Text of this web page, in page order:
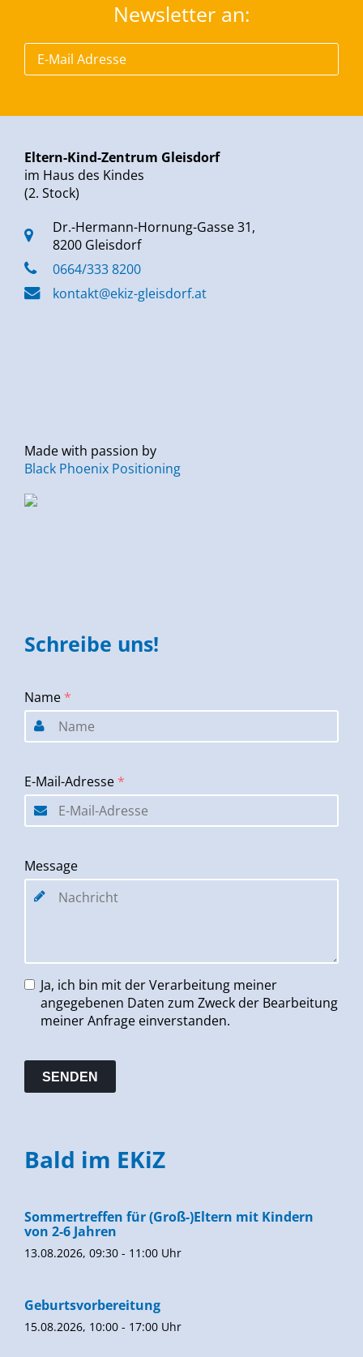
Newsletter an:
Eltern-Kind-Zentrum Gleisdorf
im Haus des Kindes
(2. Stock)
Dr.-Hermann-Hornung-Gasse 31,
8200 Gleisdorf
0664/333 8200
kontakt@ekiz-gleisdorf.at
Made with passion by
Black Phoenix Positioning
Schreibe uns!
Name *
E-Mail-Adresse *
Message
Ja, ich bin mit der Verarbeitung meiner
angegebenen Daten zum Zweck der Bearbeitung
meiner Anfrage einverstanden.
Bald im EKiZ
Sommertreffen für (Groß-)Eltern mit Kindern
von 2-6 Jahren
13.08.2026, 09:30 - 11:00 Uhr
Geburtsvorbereitung
15.08.2026, 10:00 - 17:00 Uhr